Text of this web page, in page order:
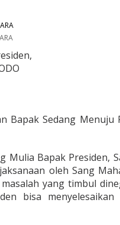
u
U
n
r
d
e
n
J
Bapak Sedang
Mulia Bapak Presiden,
oleh Sang
yang timbul
bisa